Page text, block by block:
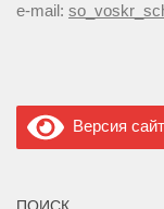
e-mail:
Версия